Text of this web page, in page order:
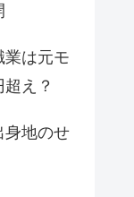
業は元モ
え？
身地のせ